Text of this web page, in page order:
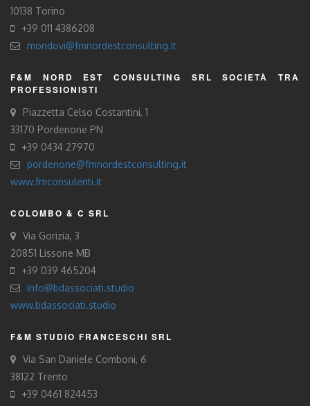
10138 Torino
+39 011 4386208
mondovi@fmnordestconsulting.it
F&M NORD EST CONSULTING SRL SOCIETÀ TRA
PROFESSIONISTI
Piazzetta Celso Costantini, 1
33170 Pordenone PN
+39 0434 27970
pordenone@fmnordestconsulting.it
www.fmconsulenti.it
COLOMBO & C SRL
Via Gorizia, 3
20851 Lissone MB
+39 039 465204
info@bdassociati.studio
www.bdassociati.studio
F&M STUDIO FRANCESCHI SRL
Via San Daniele Comboni, 6
38122 Trento
+39 0461 824453